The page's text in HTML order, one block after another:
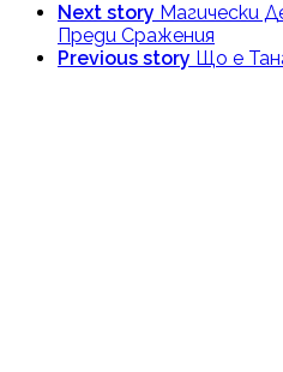
Next story Магически
Преди Сражения
Previous story Що е